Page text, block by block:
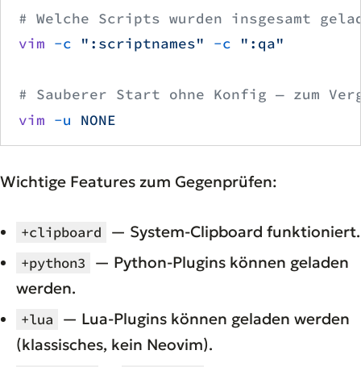
# Welche Scripts wurden insgesamt
vim -c ":scriptnames" -c ":qa"
# Sauberer Start ohne Konfig — zum
vim -u NONE
Wichtige Features zum Gegenprüfen:
+clipboard — System-Clipboard funktioniert.
+python3
— Python-Plugins können geladen
werden.
+lua
— Lua-Plugins können geladen werden
(klassisches, kein Neovim).